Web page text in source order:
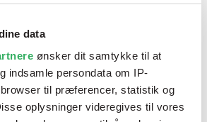
data
ønsker dit samtykke til at
indsamle persondata om IP-
til præferencer, statistik og
oplysninger videregives til vores